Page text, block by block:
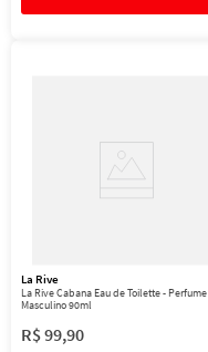
La Rive
La Rive Cabana Eau de Toilette - Perfume
Masculino 90ml
R$99,90